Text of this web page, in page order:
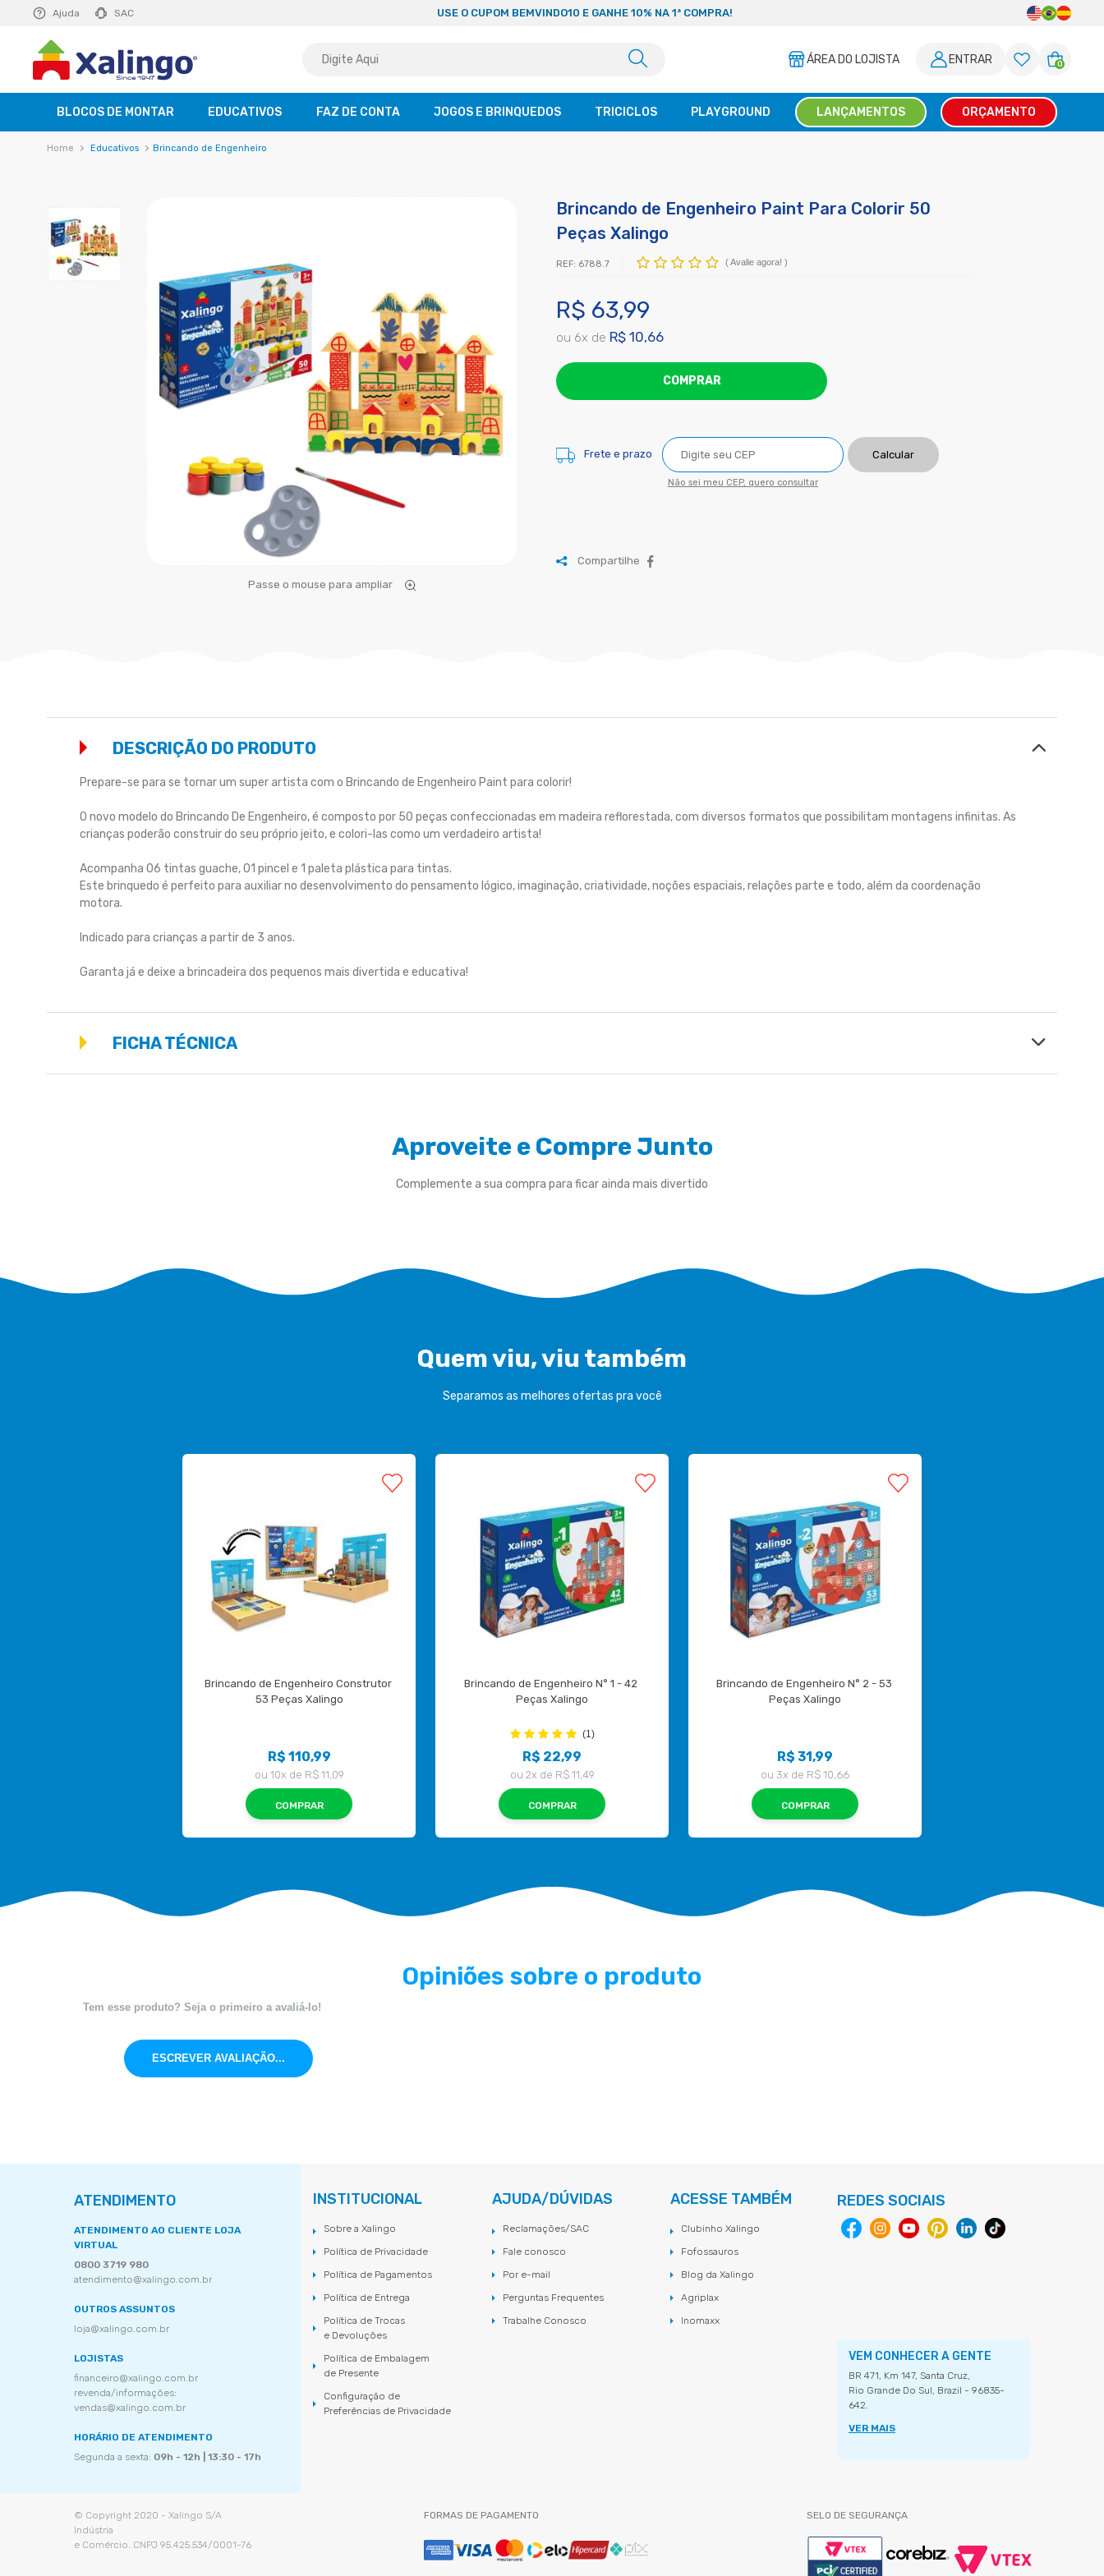
Ajuda SAC
R$ 129,99 saiba mais USE O CUPOM BEMVINDO10 E GANHE 10% NA 1ª COMPRA!
ÁREA DO LOJISTA ENTRAR 0
BLOCOS DE MONTAR EDUCATIVOS FAZ DE CONTA JOGOS E BRINQUEDOS TRICICLOS PLAYGROUND LANÇAMENTOS ORÇAMENTO
Educativos Brincando de Engenheiro
Passe o mouse para ampliar
Brincando de Engenheiro Paint Para Colorir 50
Peças Xalingo
REF: 6788.7 (Avalie agora! )
R$ 63,99
ou 6x de R$ 10,66
COMPRAR
Frete e prazo Calcular
Não sei meu CEP, quero consultar
Compartilhe
DESCRIÇÃO DO PRODUTO
Prepare-se para se tornar um super artista com o Brincando de Engenheiro Paint para colorir!
O novo modelo do Brincando De Engenheiro, é composto por 50 peças confeccionadas em madeira reflorestada, com diversos formatos que possibilitam montagens infinitas. As
crianças poderão construir do seu próprio jeito, e colori-las como um verdadeiro artista!
Acompanha 06 tintas guache, 01 pincel e 1 paleta plástica para tintas.
Este brinquedo é perfeito para auxiliar no desenvolvimento do pensamento lógico, imaginação, criatividade, noções espaciais, relações parte e todo, além da coordenação
motora.
Indicado para crianças a partir de 3 anos.
Garanta já e deixe a brincadeira dos pequenos mais divertida e educativa!
FICHA TÉCNICA
Aproveite e Compre Junto
Complemente a sua compra para ficar ainda mais divertido
Quem viu, viu também
Separamos as melhores ofertas pra você
Brincando de Engenheiro Construtor
53 Peças Xalingo
R$ 110,99
ou 10x de R$ 11,09
COMPRAR
Brincando de Engenheiro N° 1 - 42
Peças Xalingo
(1)
R$ 22,99
ou 2x de R$ 11,49
COMPRAR
Brincando de Engenheiro N° 2 - 53
Peças Xalingo
R$ 31,99
ou 3x de R$ 10,66
COMPRAR
Opiniões sobre o produto
Tem esse produto? Seja o primeiro a avaliá-lo!
ESCREVER AVALIAÇÃO...
ATENDIMENTO
ATENDIMENTO AO CLIENTE LOJA
VIRTUAL
0800 3719 980
atendimento@xalingo.com.br
OUTROS ASSUNTOS
loja@xalingo.com.br
LOJISTAS
financeiro@xalingo.com.br
revenda/informações:
vendas@xalingo.com.br
HORÁRIO DE ATENDIMENTO
Segunda a sexta: 09h - 12h | 13:30 - 17h
INSTITUCIONAL
Sobre a Xalingo
Política de Privacidade
Política de Pagamentos
Política de Entrega
Política de Trocas
e Devoluções
Política de Embalagem
de Presente
Configuração de
Preferências de Privacidade
AJUDA/DÚVIDAS
Reclamações/SAC
Fale conosco
Por e-mail
Perguntas Frequentes
Trabalhe Conosco
ACESSE TAMBÉM
Clubinho Xalingo
Fofossauros
Blog da Xalingo
Agriplax
Inomaxx
REDES SOCIAIS
VEM CONHECER A GENTE
BR 471, Km 147, Santa Cruz,
Rio Grande Do Sul, Brazil - 96835-
642.
VER MAIS
© Copyright 2020 - Xalingo S/A
Indústria
e Comércio. CNPJ 95.425.534/0001-76
FORMAS DE PAGAMENTO SELO DE SEGURANÇA